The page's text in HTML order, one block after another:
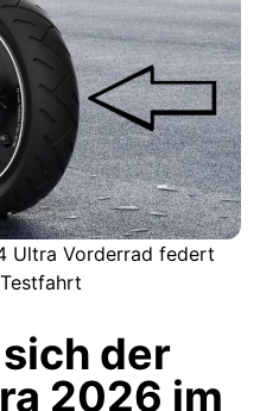
Ultra Vorderrad federt
der
2026 im